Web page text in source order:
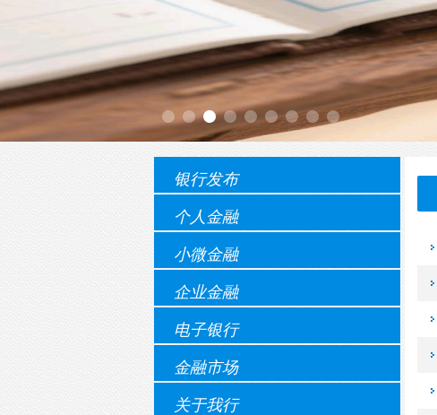
银行发布
个人金融
小微金融
企业金融
电子银行
金融市场
关于我行